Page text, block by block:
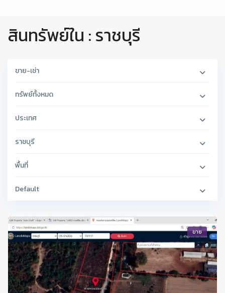
สินทรัพย์ใน : ราชบุรี
ขาย-เช่า
ทรัพย์ทั้งหมด
ประเทศ
ราชบุรี
พื้นที่
Default
ขาย